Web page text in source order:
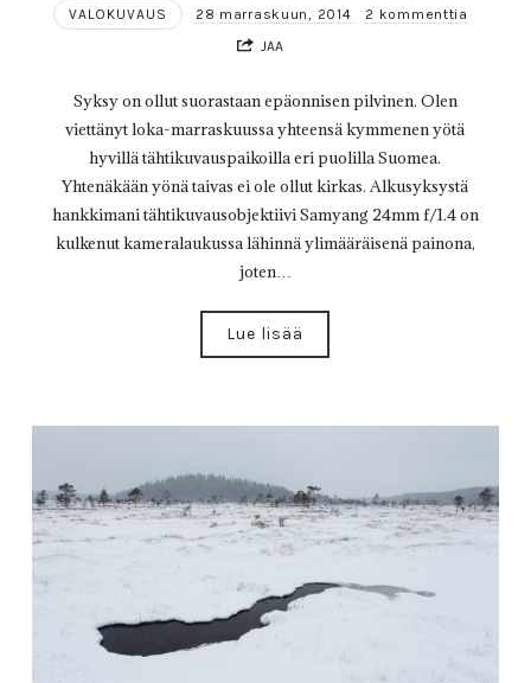
VALOKUVAUS 28 marraskuun, 2014
2 kommenttia
JAA
Syksy on ollut suorastaan epäonnisen pilvinen. Olen
viettänyt loka-marraskuussa yhteensä kymmenen yötä
hyvillä tähtikuvauspaikoilla eri puolilla Suomea.
Yhtenäkään yönä taivas ei ole ollut kirkas. Alkusyksystä
hankkimani tähtikuvausobjektiivi Samyang 24mm f/1.4 on
kulkenut kameralaukussa lähinnä ylimääräisenä painona,
joten…
Lue lisää